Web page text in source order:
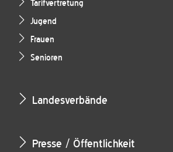
Tarifvertretung
Jugend
Frauen
Senioren
Landesverbände
Presse / Öffentlichkeit